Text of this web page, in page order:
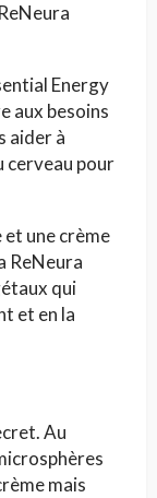
Energy
aux besoins
aider à
cerveau pour
et une crème
ReNeura
qui
et en la
Au
mais